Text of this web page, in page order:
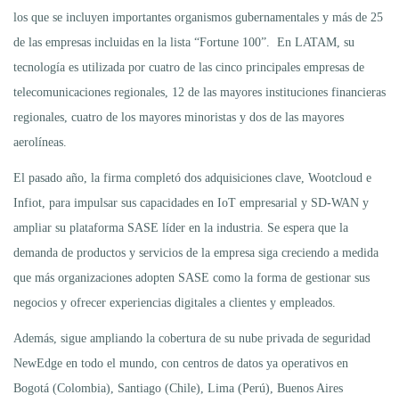
los que se incluyen importantes organismos gubernamentales y más de 25
de las empresas incluidas en la lista “Fortune 100”. En LATAM, su
tecnología es utilizada por cuatro de las cinco principales empresas de
telecomunicaciones regionales, 12 de las mayores instituciones financieras
regionales, cuatro de los mayores minoristas y dos de las mayores
aerolíneas.
El pasado año, la firma completó dos adquisiciones clave, Wootcloud e
Infiot, para impulsar sus capacidades en IoT empresarial y SD-WAN y
ampliar su plataforma SASE líder en la industria. Se espera que la
demanda de productos y servicios de la empresa siga creciendo a medida
que más organizaciones adopten SASE como la forma de gestionar sus
negocios y ofrecer experiencias digitales a clientes y empleados.
Además, sigue ampliando la cobertura de su nube privada de seguridad
NewEdge en todo el mundo, con centros de datos ya operativos en
Bogotá (Colombia), Santiago (Chile), Lima (Perú), Buenos Aires